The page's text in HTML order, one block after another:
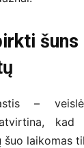
–
šuo laikomas